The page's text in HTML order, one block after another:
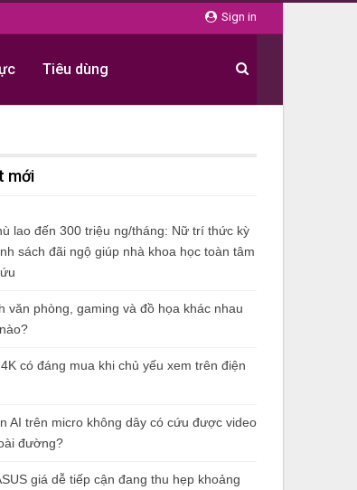
Sign in
Tiêu dùng
mới
lao đến 300 triệu ng/tháng: Nữ trí thức kỳ
sách đãi ngộ giúp nhà khoa học toàn tâm
văn phòng, gaming và đồ họa khác nhau
có đáng mua khi chủ yếu xem trên điện
AI trên micro không dây có cứu được video
đường?
giá dễ tiếp cận đang thu hẹp khoảng